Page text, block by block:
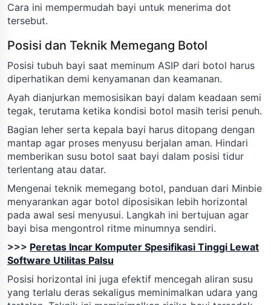
Cara ini mempermudah bayi untuk menerima dot
tersebut.
Posisi dan Teknik Memegang Botol
Posisi tubuh bayi saat meminum ASIP dari botol harus
diperhatikan demi kenyamanan dan keamanan.
Ayah dianjurkan memosisikan bayi dalam keadaan semi
tegak, terutama ketika kondisi botol masih terisi penuh.
Bagian leher serta kepala bayi harus ditopang dengan
mantap agar proses menyusu berjalan aman. Hindari
memberikan susu botol saat bayi dalam posisi tidur
terlentang atau datar.
Mengenai teknik memegang botol, panduan dari Minbie
menyarankan agar botol diposisikan lebih horizontal
pada awal sesi menyusui. Langkah ini bertujuan agar
bayi bisa mengontrol ritme minumnya sendiri.
>>> Peretas Incar Komputer Spesifikasi Tinggi Lewat
Software Utilitas Palsu
Posisi horizontal ini juga efektif mencegah aliran susu
yang terlalu deras sekaligus meminimalkan udara yang